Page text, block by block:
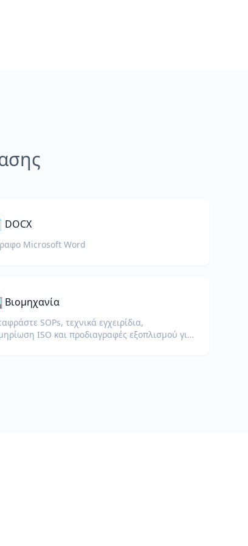
DOCX
Microsoft Word
Βιομηχανία
SOPs, τεχνικά εγχειρίδια,
ISO και προδιαγραφές εξοπλισμού για